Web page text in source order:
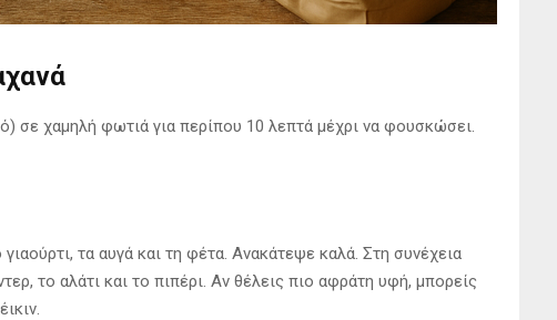
σε χαμηλή φωτιά για περίπου 10 λεπτά μέχρι να φουσκώσει.
τα αυγά και τη φέτα. Ανακάτεψε καλά. Στη συνέχεια
το αλάτι και το πιπέρι. Αν θέλεις πιο αφράτη υφή, μπορείς